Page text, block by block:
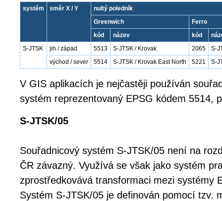
systém směr X / Y
nultý poledník
Greenwich
Ferro
kód
název kód
S-JTSK
jih / západ 5513 S-JTSK / Krovak 2065
S-
východ / sever
5514 S-JTSK / Krovak East North 5221 S-
V GIS aplikacích je nejčastěji používán
systém reprezentovaný EPSG kódem 5514,
S-JTSK/05
Souřadnicový systém S-JTSK/05 není na
ČR závazný. Využívá se však jako systém
zprostředkovává transformaci mezi systémy
Systém S-JTSK/05 je definován pomocí tzv.